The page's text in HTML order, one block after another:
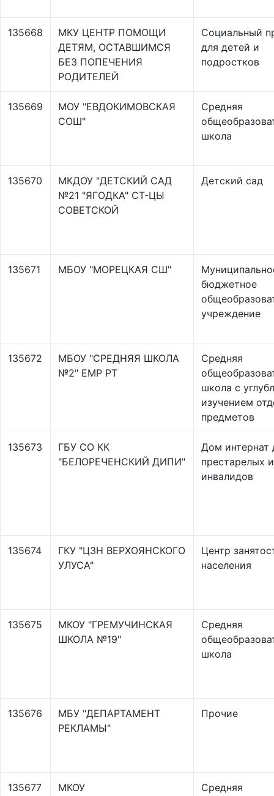
135668
МКУ ЦЕНТР ПОМОЩИ
ДЕТЯМ, ОСТАВШИМСЯ
БЕЗ ПОПЕЧЕНИЯ
РОДИТЕЛЕЙ
Социальный
для детей и
подростков
135669
МОУ "ЕВДОКИМОВСКАЯ
СОШ"
Средняя
школа
135670
МКДОУ "ДЕТСКИЙ САД
№21 "ЯГОДКА" СТ-ЦЫ
СОВЕТСКОЙ
Детский сад
135671 МБОУ "МОРЕЦКАЯ СШ"
бюджетное
учреждение
135672
МБОУ "СРЕДНЯЯ ШКОЛА
№2" ЕМР РТ
Средняя
школа с
изучением
предметов
135673
ГБУ СО КК
"БЕЛОРЕЧЕНСКИЙ ДИПИ"
Дом интернат
престарелых и
инвалидов
135674
ГКУ "ЦЗН ВЕРХОЯНСКОГО
УЛУСА"
Центр
населения
135675
МКОУ "ГРЕМУЧИНСКАЯ
ШКОЛА №19"
Средняя
школа
135676
МБУ "ДЕПАРТАМЕНТ
РЕКЛАМЫ"
Прочие
135677 МКОУ Средняя